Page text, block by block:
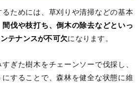
ためには、草刈りや清掃などの基本
間伐や枝打ち、倒木の除去などといっ
テナンスが不可欠になります。
ぎた樹木をチェーンソーで伐採し、
することで、森林を健全な状態に維